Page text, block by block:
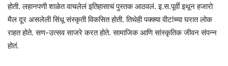
होती. लहानपणी शाळेत वाचलेलं इतिहासाचं पुस्तक आठवलं. इ.स.पूर्वी इथून हजारो
मैल दूर असलेली सिंधू संस्कृती विकसित होती. तिथेही पक्क्या वीटांच्या घरात लोक
राहत होते. सण-उत्सव साजरे करत होते. सामाजिक आणि सांस्कृतिक जीवन संपन्न
होतं.